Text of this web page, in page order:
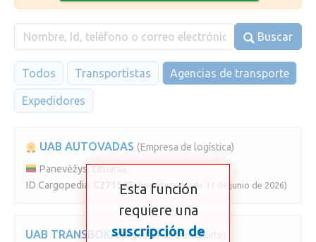
Buscar
Todos Transportistas Agencias de transporte
Expedidores
UAB AUTOVADAS (Empresa de logística)
Panevėžys, Lituania
ID Cargopedia:
C271545 (miembro desde 11 de junio de 2026)
UAB TRANSBOKA (Agencia de transporte)
Esta función
requiere una
suscripción de